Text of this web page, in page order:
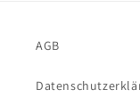
AGB